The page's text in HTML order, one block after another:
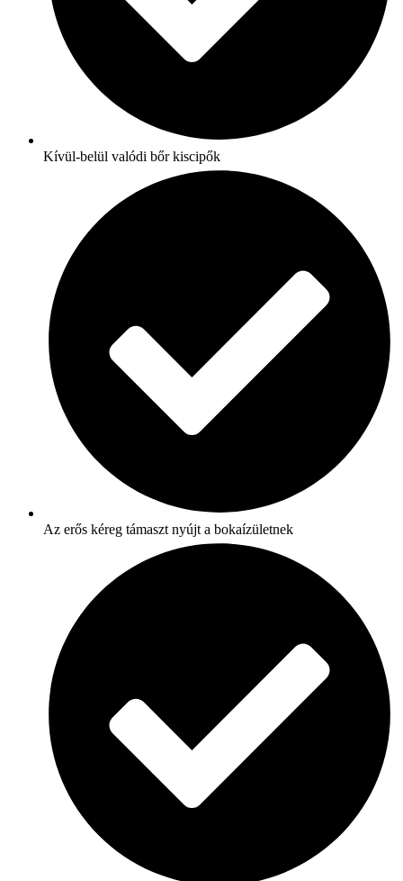
Kívül-belül valódi bőr kiscipők
Az erős kéreg támaszt nyújt a bokaízületnek